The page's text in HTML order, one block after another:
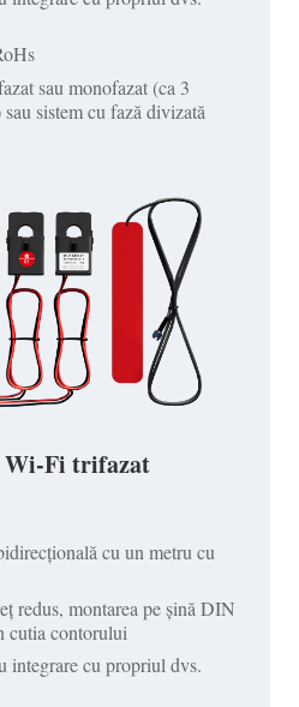
sau monofazat (ca 3
sistem cu fază divizată
Wi-Fi trifazat
cu un metru cu
redus, montarea pe șină DIN
cutia contorului
integrare cu propriul dvs.